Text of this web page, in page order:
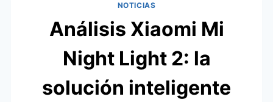
NOTICIAS
Análisis Xiaomi Mi
Night Light 2: la
solución inteligente